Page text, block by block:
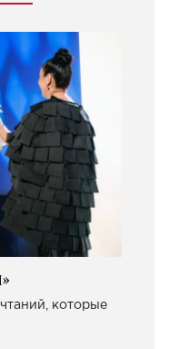
которые